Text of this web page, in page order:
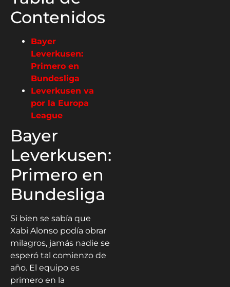
Contenidos
Bayer
Leverkusen:
Primero en
Bundesliga
Leverkusen va
por la Europa
League
Bayer
Leverkusen:
Primero en
Bundesliga
Si bien se sabía que
Xabi Alonso podía obrar
milagros, jamás nadie se
esperó tal comienzo de
año. El equipo es
primero en la